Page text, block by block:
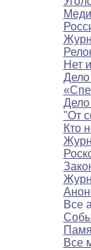
Нет
"От
Кто
Все
Все